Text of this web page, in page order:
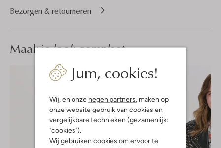
Jum, cookies!
Wij, en onze negen partners, maken op
onze website gebruik van cookies en
vergelijkbare technieken (gezamenlijk:
"cookies").
Wij gebruiken cookies om ervoor te
Bezorgen & retourneren
Maak jelook compleet